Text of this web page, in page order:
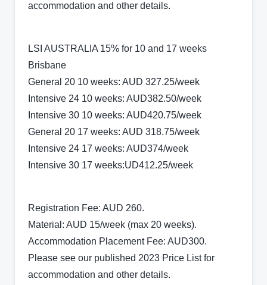
accommodation and other details.
LSI AUSTRALIA 15% for 10 and 17 weeks
Brisbane
General 20 10 weeks: AUD 327.25/week
Intensive 24 10 weeks: AUD382.50/week
Intensive 30 10 weeks: AUD420.75/week
General 20 17 weeks: AUD 318.75/week
Intensive 24 17 weeks: AUD374/week
Intensive 30 17 weeks:UD412.25/week
Registration Fee: AUD 260.
Material: AUD 15/week (max 20 weeks).
Accommodation Placement Fee: AUD300.
Please see our published 2023 Price List for
accommodation and other details.